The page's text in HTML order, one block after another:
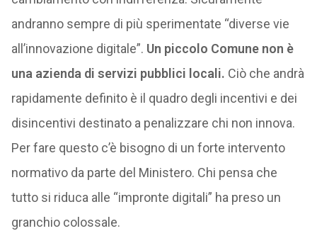
andranno sempre di più sperimentate “diverse vie
all’innovazione digitale”. Un piccolo Comune non è
una azienda di servizi pubblici locali. Ciò che andrà
rapidamente definito è il quadro degli incentivi e dei
disincentivi destinato a penalizzare chi non innova.
Per fare questo c’è bisogno di un forte intervento
normativo da parte del Ministero. Chi pensa che
tutto si riduca alle “impronte digitali” ha preso un
granchio colossale.